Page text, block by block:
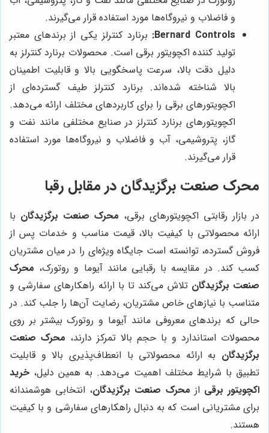
و فاضلاب و نیروگاه‌ها مورد استفاده قرار می‌گیرند.
Bernard Controls: برنارد کنترلز یکی از برندهای معتبر
تولید کننده اکچویتور برقی است. محصولات برنارد کنترلز به
دلیل دقت بالا، سرعت پاسخگویی بالا و قابلیت اطمینان
بالا شناخته شده‌اند. برنارد کنترلز طیف گسترده‌ای از
اکچویتورهای برقی را برای کاربردهای مختلف ارائه می‌دهد.
اکچویتورهای برنارد کنترلز در صنایع مختلفی مانند نفت و
گاز، پتروشیمی، آب و فاضلاب و نیروگاه‌ها مورد استفاده
قرار می‌گیرند.
محرک صنعت برگزیدگان در مقابل رقبا
در بازار رقابتی اکچویتورهای برقی، محرک صنعت برگزیدگان با
ارائه محصولاتی با کیفیت بالا، قیمت مناسب و خدمات پس از
فروش گسترده، توانسته است جایگاه ویژه‌ای را در میان مشتریان
کسب کند. در مقایسه با رقبایی مانند آیوما و روتورک، محرک
صنعت برگزیدگان تلاش می‌کند تا با ارائه راهکارهای سفارشی و
متناسب با نیازهای خاص مشتریان، رضایت آن‌ها را جلب کند. در
حالی که برندهای معروفی مانند آیوما و روتورک بیشتر بر روی
محصولات استاندارد و با حجم بالا تمرکز دارند، محرک صنعت
برگزیدگان به ارائه محصولاتی با انعطاف‌پذیری بالا و قابلیت
تطبیق با شرایط مختلف اهمیت می‌دهد. به همین دلیل، خرید
اکچویتور برقی از محرک صنعت برگزیدگان، انتخابی هوشمندانه
برای مشتریانی است که به دنبال راهکارهای سفارشی و با کیفیت
هستند.